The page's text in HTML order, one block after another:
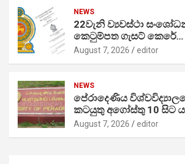
NEWS
22වැනි ව්‍යවස්ථා
කෙටුම්පත ගැසට් කෙරේ…
August 7, 2026 editor
NEWS
පේරාදෙණිය
කටයුතු අගෝස්තු 10 සිට
August 7, 2026 editor